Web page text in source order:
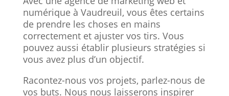
numérique à Vaudreuil, vous êtes certains
de prendre les choses en mains
correctement et ajuster vos tirs. Vous
pouvez aussi établir plusieurs stratégies si
vous avez plus d’un objectif.
Racontez-nous vos projets, parlez-nous de
vos buts. Nous nous laisserons inspirer